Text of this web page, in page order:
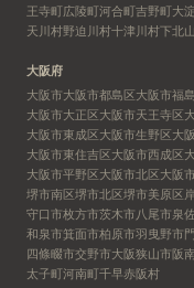
王寺町広陵町河合町吉野町大
天川村野迫川村十津川村下北
大阪府
大阪市大阪市都島区大阪市福
大阪市大正区大阪市天王寺区
大阪市東成区大阪市生野区大
大阪市東住吉区大阪市西成区
大阪市平野区大阪市北区大阪
堺市南区堺市北区堺市美原区
守口市枚方市茨木市八尾市泉
和泉市箕面市柏原市羽曳野市
四條畷市交野市大阪狭山市阪
太子町河南町千早赤阪村